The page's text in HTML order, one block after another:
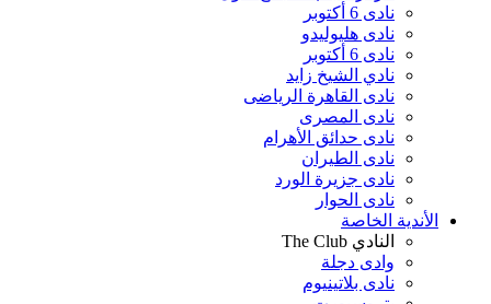
نادى 6 أكتوبر
نادى هليوليدو
نادى 6 أكتوبر
نادي الشيخ زايد
نادى القاهرة الرياضى
نادى المصرى
نادى حدائق الأهرام
نادى الطيران
نادى جزيرة الورد
نادى الحوار
الأندية الخاصة
النادي The Club
وادى دجلة
نادى بلاتينيوم